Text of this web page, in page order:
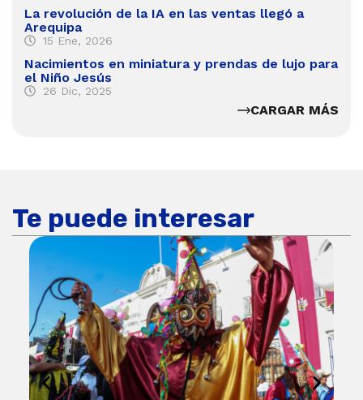
La revolución de la IA en las ventas llegó a
Arequipa
15 Ene, 2026
Nacimientos en miniatura y prendas de lujo para
el Niño Jesús
26 Dic, 2025
CARGAR MÁS
Te puede interesar